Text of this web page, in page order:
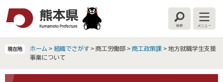
検
索
メ
ニ
ー
現在地 ホーム > 組織でさがす > 商工労働部 > 商工政策課 > 地方就職学生支援
事業について